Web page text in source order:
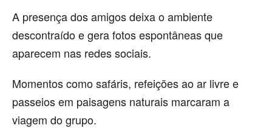
A presença dos amigos deixa o ambiente
descontraído e gera fotos espontâneas que
aparecem nas redes sociais.
Momentos como safáris, refeições ao ar livre e
passeios em paisagens naturais marcaram a
viagem do grupo.